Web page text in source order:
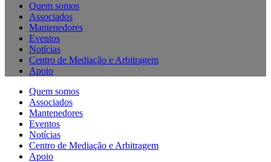
Quem somos
Associados
Mantenedores
Eventos
Notícias
Centro de Mediação e Arbitragem
Apoio
Quem somos
Associados
Mantenedores
Eventos
Notícias
Centro de Mediação e Arbitragem
Apoio